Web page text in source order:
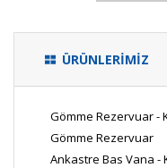
ÜRÜNLERİMİZ
Gömme Rezervuar -
Gömme Rezervuar
Ankastre Bas Vana -